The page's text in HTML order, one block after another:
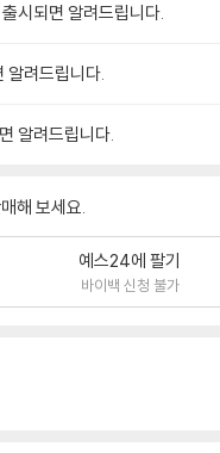
시되면 알려드립니다.
려드립니다.
알려드립니다.
해 보세요.
예스24에 팔기
바이백 신청 불가